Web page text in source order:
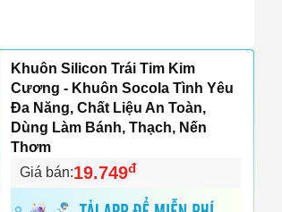
Khuôn Silicon Trái Tim Kim
Cương - Khuôn Socola Tình Yêu
Đa Năng, Chất Liệu An Toàn,
Dùng Làm Bánh, Thạch, Nến
Thơm
Giá bán:19.749đ